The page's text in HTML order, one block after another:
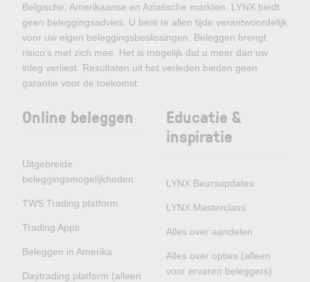
Belgische, Amerikaanse en Aziatische markten. LYNX biedt
geen beleggingsadvies. U bent te allen tijde verantwoordelijk
voor uw eigen beleggingsbeslissingen. Beleggen brengt
risico’s met zich mee. Het is mogelijk dat u meer dan uw
inleg verliest. Resultaten uit het verleden bieden geen
garantie voor de toekomst.
Online beleggen
Uitgebreide
beleggingsmogelijkheden
TWS Trading platform
Trading Apps
Beleggen in Amerika
Daytrading platform (alleen
Educatie &
inspiratie
LYNX Beursupdates
LYNX Masterclass
Alles over aandelen
Alles over opties (alleen
voor ervaren beleggers)